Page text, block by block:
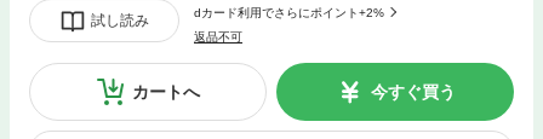
試し読み
dカード利用でさらにポイント+2%
返品不可
カートへ 今すぐ買う